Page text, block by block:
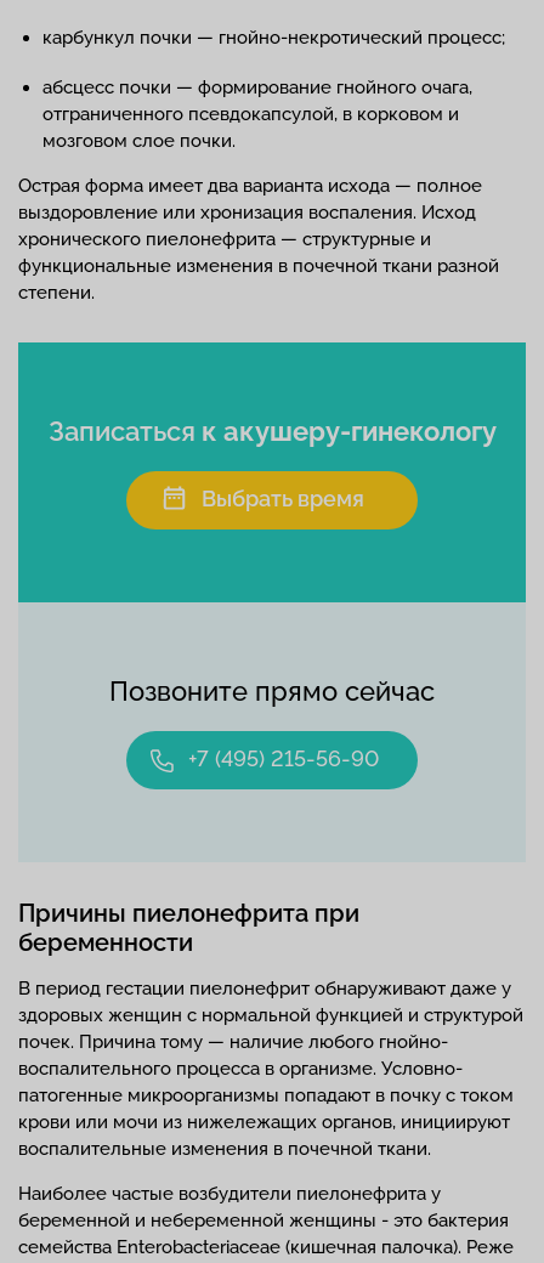
карбункул почки — гнойно-некротический процесс;
абсцесс почки — формирование гнойного очага,
отграниченного псевдокапсулой, в корковом и
мозговом слое почки.
Острая форма имеет два варианта исхода — полное
выздоровление или хронизация воспаления. Исход
хронического пиелонефрита — структурные и
функциональные изменения в почечной ткани разной
степени.
Позвоните прямо сейчас
+7 (495) 215-56-90
Записаться к акушеру-гинекологу
Выбрать время
Причины пиелонефрита при
беременности
В период гестации пиелонефрит обнаруживают даже у
здоровых женщин с нормальной функцией и структурой
почек. Причина тому — наличие любого гнойно-
воспалительного процесса в организме. Условно-
патогенные микроорганизмы попадают в почку с током
крови или мочи из нижележащих органов, инициируют
воспалительные изменения в почечной ткани.
Наиболее частые возбудители пиелонефрита у
беременной и небеременной женщины - это бактерия
семейства Enterobacteriaceae (кишечная палочка). Реже